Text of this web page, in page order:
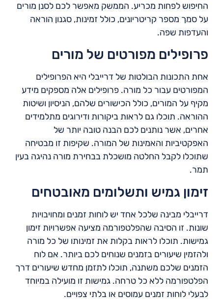
החיפוש לפחות מכריע. הממשק מאפשר לכם לסנן מורים
על סמך מספר קריטריונים, כולל זמינות, סגנון הוראה
והעדפות שפה.
פרופילים מפורטים של מורים
אחת התכונות הבולטות של דרייבלי היא הפרופילים
המפורטים עבור כל מורה. פרופילים אלה מספקים מידע
מקיף על המורים, כולל הכישורים שלהם, הניסיון ושיטות
ההוראה. תוכלו גם לראות ביקורות ודירוגים מתלמידים
אחרים, אשר נותנים לכם הבנה טובה יותר של
האפקטיביות והאמינות של המורה. שקיפות זו מבטיחה
שתוכלו לקבל החלטה מושכלת בבחירת מורה נהיגה בעין
תמר.
זימון גמיש ותשלומים מאובטחים
דרייבלי מבינה שלכל אחד יש לוחות זמנים ומחויבויות
שונות. זו הסיבה שהפלטפורמה מציעה אפשרויות זימון
גמישות. תוכלו לראות בקלות את זמינותו של כל מורה
ולהזמין שיעורים בזמנים שנוחים לכם ביותר. אם לוח
הזמנים שלכם משתנה, תוכלו לתזמן מחדש שיעורים דרך
הפלטפורמה ללא כל טרחה. גמישות זו מועילה במיוחד
לבעלי לוחות זמנים עמוסים או בלתי צפויים.